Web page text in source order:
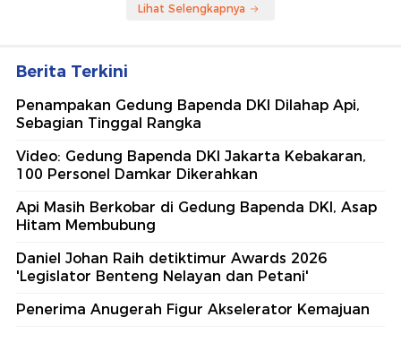
Lihat Selengkapnya
Berita Terkini
Penampakan Gedung Bapenda DKI Dilahap Api,
Sebagian Tinggal Rangka
Video: Gedung Bapenda DKI Jakarta Kebakaran,
100 Personel Damkar Dikerahkan
Api Masih Berkobar di Gedung Bapenda DKI, Asap
Hitam Membubung
Daniel Johan Raih detiktimur Awards 2026
'Legislator Benteng Nelayan dan Petani'
Penerima Anugerah Figur Akselerator Kemajuan